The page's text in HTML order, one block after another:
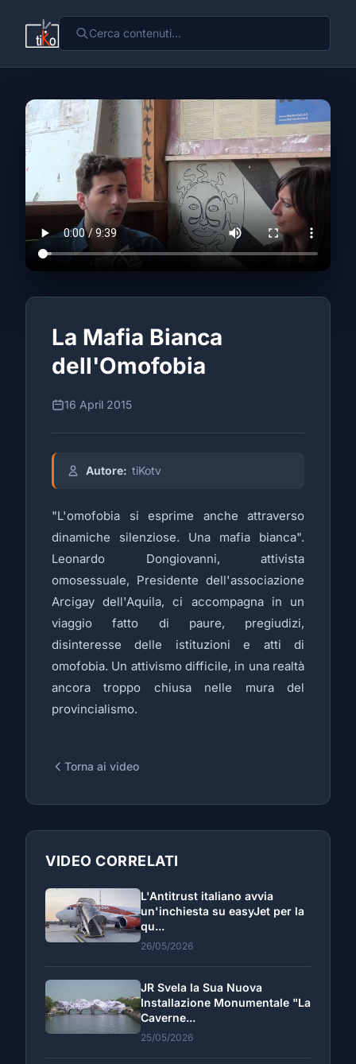
La Mafia Bianca
dell'Omofobia
16 April 2015
Autore: tiKotv
"L'omofobia si esprime anche attraverso
dinamiche silenziose. Una mafia bianca".
Leonardo Dongiovanni, attivista
omosessuale, Presidente dell'associazione
Arcigay dell'Aquila, ci accompagna in un
viaggio fatto di paure, pregiudizi,
disinteresse delle istituzioni e atti di
omofobia. Un attivismo difficile, in una realtà
ancora troppo chiusa nelle mura del
provincialismo.
Torna ai video
VIDEO CORRELATI
L'Antitrust italiano avvia
un'inchiesta su easyJet per la
qu...
26/05/2026
JR Svela la Sua Nuova
Installazione Monumentale "La
Caverne...
25/05/2026